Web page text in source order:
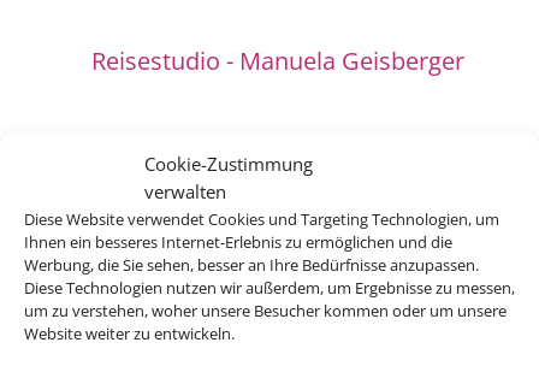
Cookie-Zustimmung
verwalten
Diese Website verwendet Cookies und Targeting Technologien, um
Ihnen ein besseres Internet-Erlebnis zu ermöglichen und die
Werbung, die Sie sehen, besser an Ihre Bedürfnisse anzupassen.
Diese Technologien nutzen wir außerdem, um Ergebnisse zu messen,
um zu verstehen, woher unsere Besucher kommen oder um unsere
Website weiter zu entwickeln.
Reisestudio - Manuela Geisberger
Adresse
Reisestudio - Manuela Geisberger